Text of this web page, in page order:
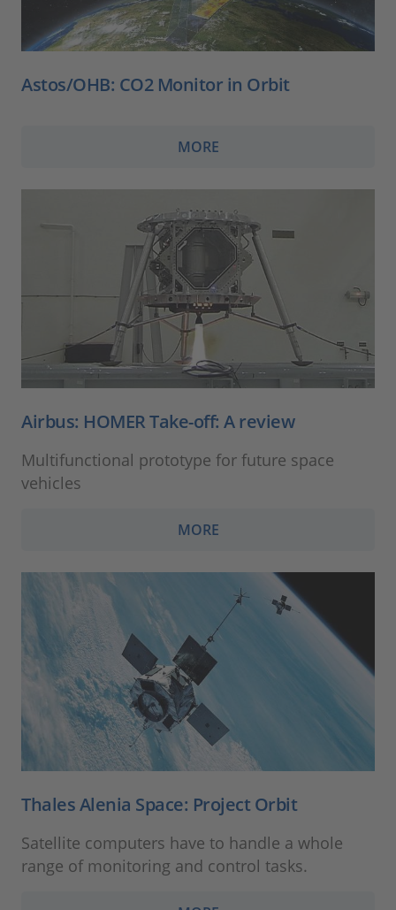
Astos/OHB: CO2 Monitor in Orbit
MORE
Airbus: HOMER Take-off: A review
Multifunctional prototype for future space
vehicles
MORE
Thales Alenia Space: Project Orbit
Satellite computers have to handle a whole
range of monitoring and control tasks.